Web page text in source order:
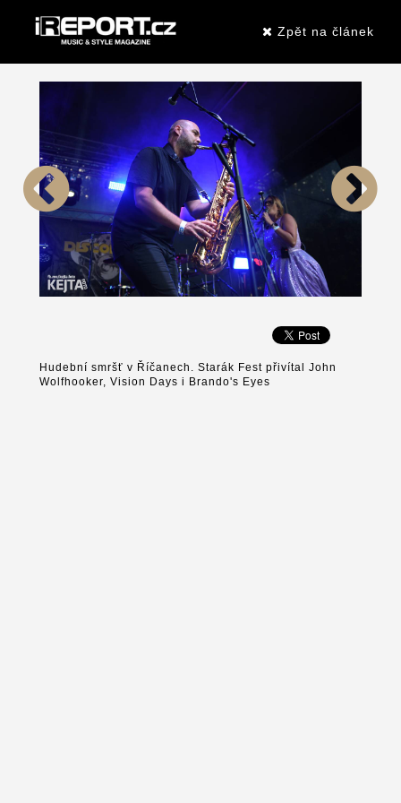
Zpět na článek
Hudební smršť v Říčanech. Starák Fest přivítal John
Wolfhooker, Vision Days i Brando's Eyes